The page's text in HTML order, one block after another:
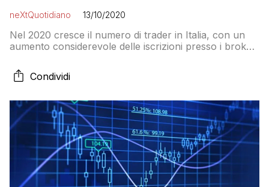
neXtQuotidiano 13/10/2020
Nel 2020 cresce il numero di trader in Italia, con un
aumento considerevole delle iscrizioni presso i broker
intermediazione finanziaria arrivate a 242 come
registrato dalla Consob, con un incremento delle
Condividi